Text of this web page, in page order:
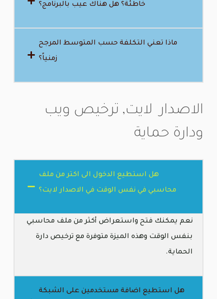
خاطئة؟ هل هناك عيب بالبرنامج؟
ماذا تعني التكلفة حسب المتوسط المرجح
زمنياً؟
الاصدار لايت, ترخيص ويب
ودارة حماية
هل استطيع الدخول الى اكتر من ملف
محاسبي في نفس الوقت في الاصدار لايت؟
نعم يمكنك فتح واستعراض أكثر من ملف محاسبي
بنفس الوقت وهذه الميزة متوفرة مع ترخيص دارة
الحماية.
هل استطيع اضافة مستخدمين على الشبكة